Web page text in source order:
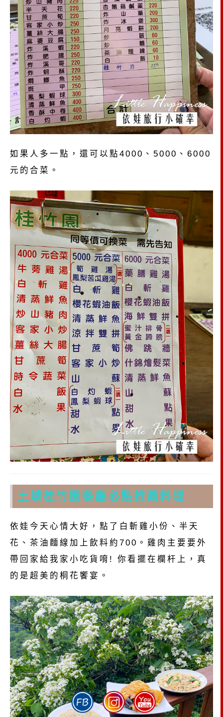
如果人多一點，還可以點4000、5000、6000
元的合菜。
土城桂竹園餐廳必點推薦料理
依娃今天心情大好，點了白斬雞小份、半天
花、茶油麵線加上飲料約700。雞肉主要要外
帶回家給我家小吃貨唷! 你看擺在欄杆上，真
的是超美的桐花饗宴。